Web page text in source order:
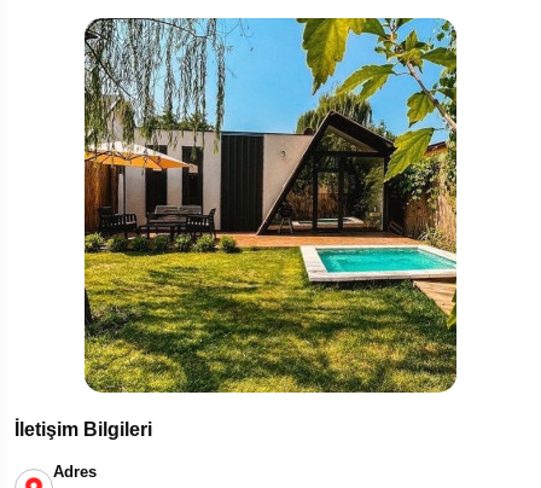
İletişim Bilgileri
Adres